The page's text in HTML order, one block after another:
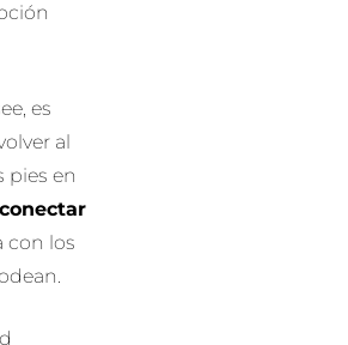
es
al
pies en
conectar
con los